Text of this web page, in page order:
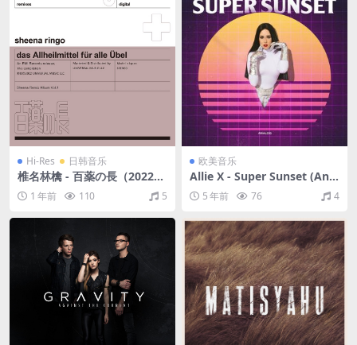
Hi-Res 日韩音乐
椎名林檎 - 百薬の長（2022/F
LAC/分轨/605M）(24bit/48
kHz)1 年前 110 5
欧美音乐
Allie X - Super Sunset (Anal
og)（2019/FLAC/分轨/220
M）5 年前 76 4